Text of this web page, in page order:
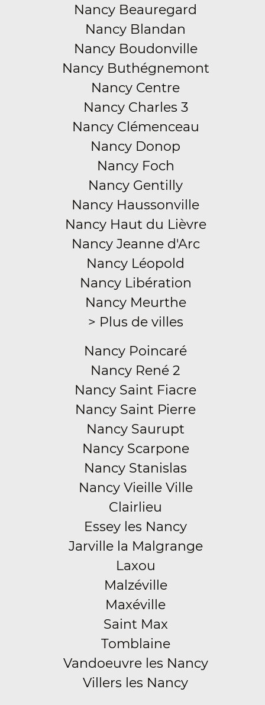
Nancy Beauregard
Nancy Blandan
Nancy Boudonville
Nancy Buthégnemont
Nancy Centre
Nancy Charles 3
Nancy Clémenceau
Nancy Donop
Nancy Foch
Nancy Gentilly
Nancy Haussonville
Nancy Haut du Lièvre
Nancy Jeanne d'Arc
Nancy Léopold
Nancy Libération
Nancy Meurthe
> Plus de villes
Nancy Poincaré
Nancy René 2
Nancy Saint Fiacre
Nancy Saint Pierre
Nancy Saurupt
Nancy Scarpone
Nancy Stanislas
Nancy Vieille Ville
Clairlieu
Essey les Nancy
Jarville la Malgrange
Laxou
Malzéville
Maxéville
Saint Max
Tomblaine
Vandoeuvre les Nancy
Villers les Nancy